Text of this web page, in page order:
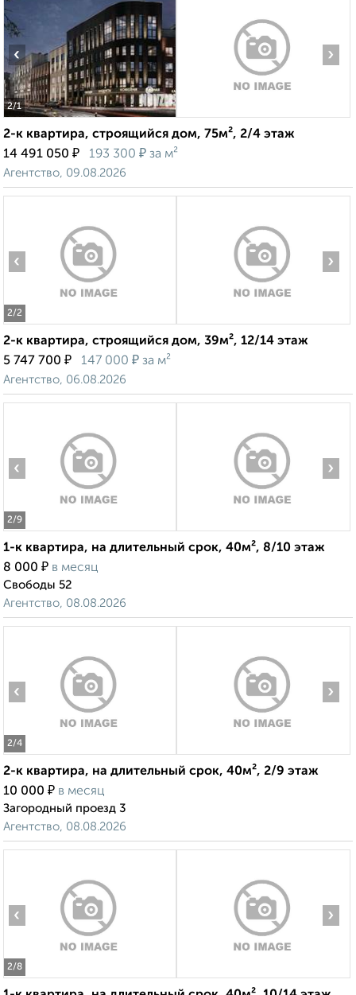
2/1
‹ ›
2-к квартира, строящийся дом, 75м², 2/4 этаж
14 491 050 ₽ 193 300 ₽ за м²
Агентство, 09.08.2026
2/2
‹ ›
2-к квартира, строящийся дом, 39м², 12/14 этаж
5 747 700 ₽ 147 000 ₽ за м²
Агентство, 06.08.2026
2/9
‹ ›
1-к квартира, на длительный срок, 40м², 8/10 этаж
8 000 ₽ в месяц
Свободы 52
Агентство, 08.08.2026
2/4
‹ ›
2-к квартира, на длительный срок, 40м², 2/9 этаж
10 000 ₽ в месяц
Загородный проезд 3
Агентство, 08.08.2026
2/8
‹ ›